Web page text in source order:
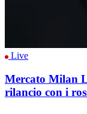
Live
Mercato Milan
rilancio con i